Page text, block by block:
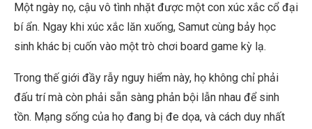
Một ngày nọ, cậu vô tình nhặt được một con xúc xắc cổ đại
bí ẩn. Ngay khi xúc xắc lăn xuống, Samut cùng bảy học
sinh khác bị cuốn vào một trò chơi board game kỳ lạ.
Trong thế giới đầy rẫy nguy hiểm này, họ không chỉ phải
đấu trí mà còn phải sẵn sàng phản bội lẫn nhau để sinh
tồn. Mạng sống của họ đang bị đe dọa, và cách duy nhất